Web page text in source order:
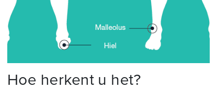
Hoe herkent u het?